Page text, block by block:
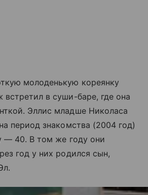
молоденькую кореянку
в суши-баре, где она
Эллис младше Николаса
период знакомства (2004 год)
— 40. В том же году они
год у них родился сын,